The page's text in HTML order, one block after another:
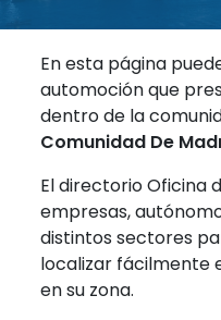
En esta página
automoción que
dentro de la
Comunidad De
El directorio Oficina
empresas,
distintos sectores
localizar fácilmente
en su zona.